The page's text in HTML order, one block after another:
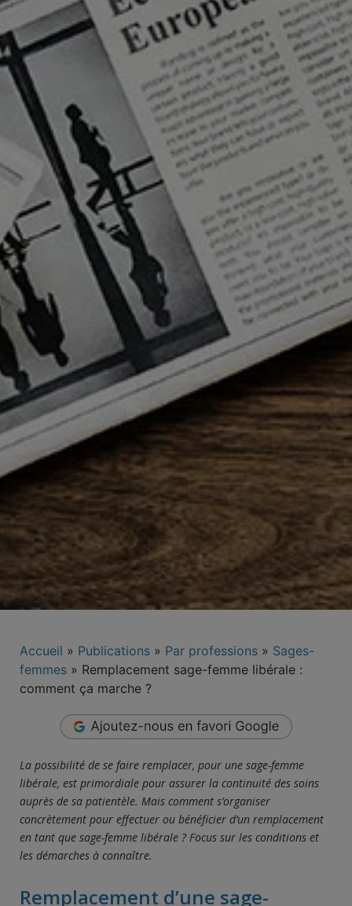
Accueil » Publications » Par professions » Sages-
femmes » Remplacement sage-femme libérale :
comment ça marche ?
La possibilité de se faire remplacer, pour une sage-femme
libérale, est primordiale pour assurer la continuité des soins
auprès de sa patientèle. Mais comment s’organiser
concrètement pour effectuer ou bénéficier d’un remplacement
en tant que sage-femme libérale ? Focus sur les conditions et
les démarches à connaître.
Remplacement d’une sage-